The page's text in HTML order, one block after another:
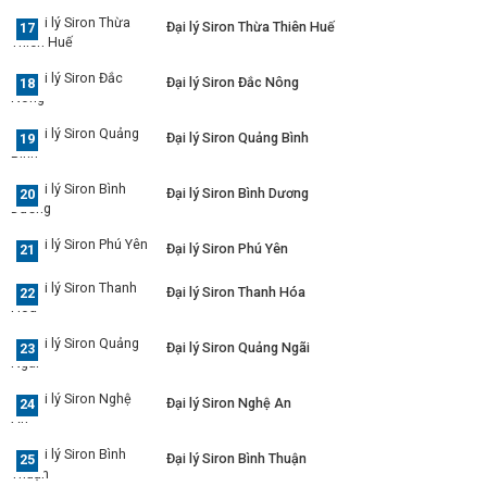
Đại lý Siron Thừa Thiên Huế
Đại lý Siron Đắc Nông
Đại lý Siron Quảng Bình
Đại lý Siron Bình Dương
Đại lý Siron Phú Yên
Đại lý Siron Thanh Hóa
Đại lý Siron Quảng Ngãi
Đại lý Siron Nghệ An
Đại lý Siron Bình Thuận